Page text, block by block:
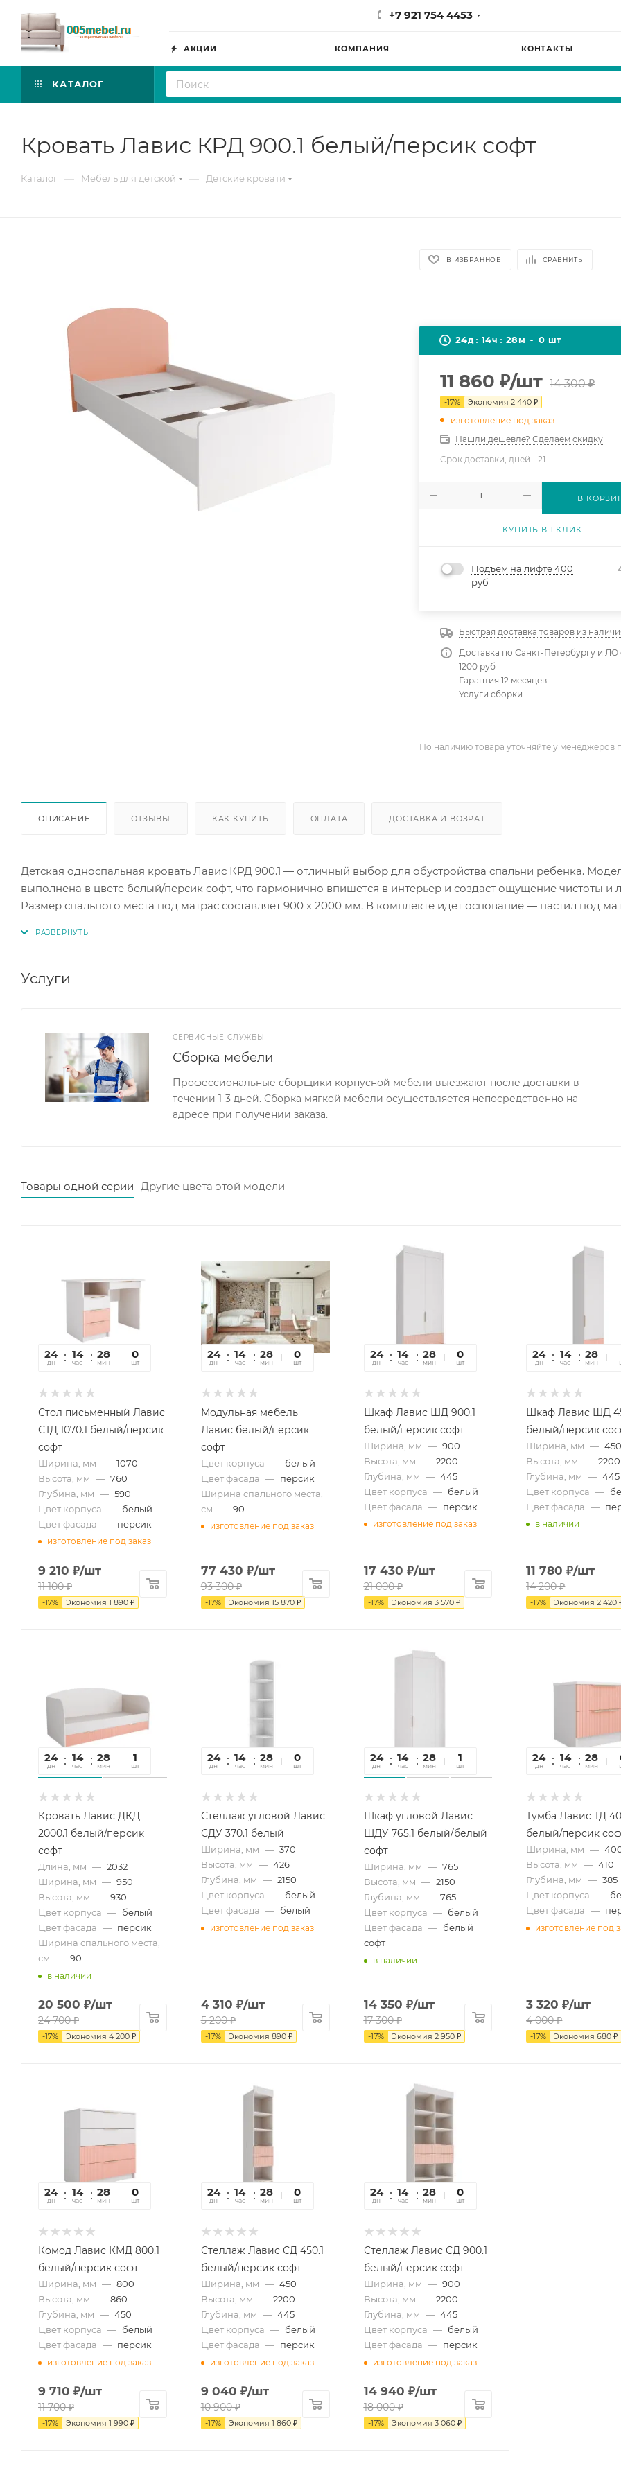
+7 921 754 4453
АКЦИИ КОМПАНИЯ КОНТАКТЫ
КАТАЛОГ
Кровать Лавис КРД 900.1 белый/персик софт
Каталог — Мебель для детской — Детские кровати
В ИЗБРАННОЕ СРАВНИТЬ
24д 14ч 28м 0 шт
11 860 ₽/шт 14 300₽
-17% Экономия2 440 ₽
изготовление под заказ
Нашли дешевле? Сделаем скидку
Срок доставки, дней -21
В
КУПИТЬ В 1 КЛИК
Подъем на лифте 400
руб
Быстрая доставка товаров из
Доставка по Санкт-Петербургу и ЛО
1200 руб
Гарантия 12 месяцев.
Услуги сборки
По наличию товара уточняйте у менеджеров
ОПИСАНИЕ ОТЗЫВЫ КАК КУПИТЬ ОПЛАТА ДОСТАВКА И ВОЗРАТ
Детская односпальная кровать Лавис КРД 900.1 — отличный выбор для обустройства спальни ребенка.
выполнена в цвете белый/персик софт, что гармонично впишется в интерьер и создаст ощущение чистоты и
Размер спального места под матрас составляет 900 х 2000 мм. В комплекте идёт основание — настил под
Услуги
СЕРВИСНЫЕ СЛУЖБЫ
Сборка мебели
Профессиональные сборщики корпусной мебели выезжают после доставки в
течении 1-3 дней. Сборка мягкой мебели осуществляется непосредственно на
адресе при получении заказа.
Товары одной серии Другие цвета этой модели
24
дн
14
час
28
мин
22
сек
0
шт
Стол письменный Лавис
СТД 1070.1 белый/персик
софт
Ширина, мм — 1070
Высота, мм — 760
Глубина, мм — 590
Цвет корпуса — белый
Цвет фасада — персик
изготовление под заказ
9 210 ₽/шт
11 100₽
-17% Экономия 1 890 ₽
24
дн
14
час
28
мин
22
сек
0
шт
Модульная мебель
Лавис белый/персик
софт
Цвет корпуса — белый
Цвет фасада — персик
Ширина спального места,
см — 90
изготовление под заказ
77 430 ₽/шт
93 300₽
-17% Экономия 15 870₽
24
дн
14
час
28
мин
22
сек
0
шт
Шкаф Лавис ШД 900.1
белый/персик софт
Ширина, мм — 900
Высота, мм — 2200
Глубина, мм — 445
Цвет корпуса — белый
Цвет фасада — персик
изготовление под заказ
17 430 ₽/шт
21 000₽
-17% Экономия 3 570₽
24
дн
14
час
28
мин
Шкаф Лавис ШД
белый/персик
Ширина, мм — 450
Высота, мм — 2200
Глубина, мм — 445
Цвет корпуса —
Цвет фасада —
в наличии
11 780 ₽/шт
14 200₽
-17% Экономия 2 420
24
дн
14
час
28
мин
22
сек
1
шт
Кровать Лавис ДКД
2000.1 белый/персик
софт
Длина, мм — 2032
Ширина, мм — 950
Высота, мм — 930
Цвет корпуса — белый
Цвет фасада — персик
Ширина спального места,
см — 90
в наличии
20 500 ₽/шт
24 700₽
-17% Экономия 4 200 ₽
24
дн
14
час
28
мин
22
сек
0
шт
Стеллаж угловой Лавис
СДУ 370.1 белый
Ширина, мм — 370
Высота, мм — 426
Глубина, мм — 2150
Цвет корпуса — белый
Цвет фасада — белый
изготовление под заказ
4 310 ₽/шт
5 200₽
-17% Экономия 890₽
24
дн
14
час
28
мин
22
сек
1
шт
Шкаф угловой Лавис
ШДУ 765.1 белый/белый
софт
Ширина, мм — 765
Высота, мм — 2150
Глубина, мм — 765
Цвет корпуса — белый
Цвет фасада — белый
софт
в наличии
14 350 ₽/шт
17 300₽
-17% Экономия 2 950₽
24
дн
14
час
28
мин
Тумба Лавис ТД
белый/персик
Ширина, мм —
Высота, мм — 410
Глубина, мм — 385
Цвет корпуса —
Цвет фасада —
изготовление под
3 320 ₽/шт
4 000₽
-17% Экономия 680 ₽
24
дн
14
час
28
мин
22
сек
0
шт
Комод Лавис КМД 800.1
белый/персик софт
Ширина, мм — 800
Высота, мм — 860
Глубина, мм — 450
Цвет корпуса — белый
Цвет фасада — персик
изготовление под заказ
9 710 ₽/шт
11 700₽
-17% Экономия 1 990 ₽
24
дн
14
час
28
мин
22
сек
0
шт
Стеллаж Лавис СД 450.1
белый/персик софт
Ширина, мм — 450
Высота, мм — 2200
Глубина, мм — 445
Цвет корпуса — белый
Цвет фасада — персик
изготовление под заказ
9 040 ₽/шт
10 900₽
-17% Экономия 1 860₽
24
дн
14
час
28
мин
22
сек
0
шт
Стеллаж Лавис СД 900.1
белый/персик софт
Ширина, мм — 900
Высота, мм — 2200
Глубина, мм — 445
Цвет корпуса — белый
Цвет фасада — персик
изготовление под заказ
14 940 ₽/шт
18 000₽
-17% Экономия 3 060₽